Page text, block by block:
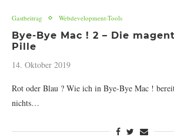
Gastbeitrag Webdevelopment-Tools
Bye-Bye Mac ! 2 – Die
Pille
14. Oktober 2019
Rot oder Blau ? Wie ich in Bye-Bye Mac !
nichts…